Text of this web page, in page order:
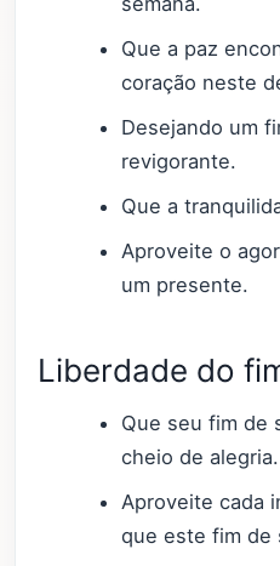
Que a paz
coração neste
Desejando um
revigorante.
Que a
Aproveite o
um presente.
Liberdade do
Que seu fim de
cheio de alegria.
Aproveite cada
que este fim de